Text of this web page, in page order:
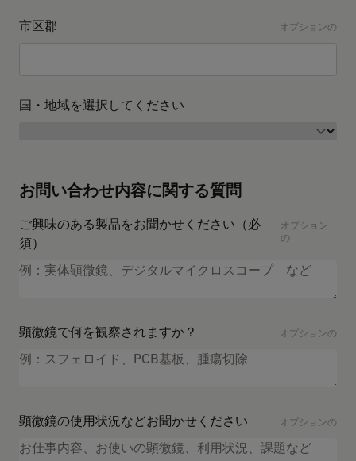
市区郡 オプションの
国・地域を選択してください
お問い合わせ内容に関する質問
ご興味のある製品をお聞かせください（必
須）
オプション
の
顕微鏡で何を観察されますか？ オプションの
顕微鏡の使用状況などお聞かせください オプションの